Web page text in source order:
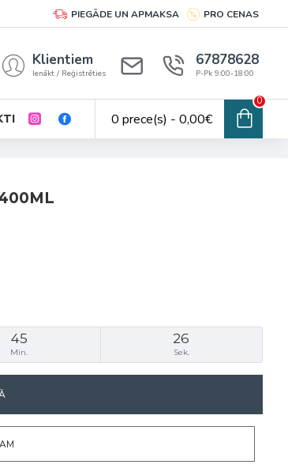
PIEGĀDE UN APMAKSA PRO CENAS
Klientiem
Ienākt / Reģistrēties
67878628
P-Pk 9:00-18:00
0 prece(s) - 0,00€
0
45
Min.
25
Sek.